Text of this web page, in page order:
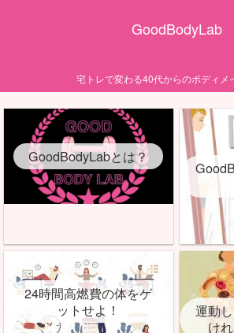
GoodBodyLab
宅トレで変わる40代からのボディメ
GoodBodyLabとは？
24時間高燃費の体をゲ
ットせよ！
運動
け